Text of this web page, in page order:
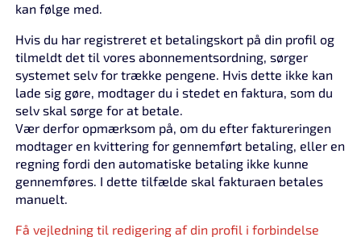
kan følge med.
Hvis du har registreret et betalingskort på din profil og
tilmeldt det til vores abonnementsordning, sørger
systemet selv for trække pengene. Hvis dette ikke kan
lade sig gøre, modtager du i stedet en faktura, som du
selv skal sørge for at betale.
Vær derfor opmærksom på, om du efter faktureringen
modtager en kvittering for gennemført betaling, eller en
regning fordi den automatiske betaling ikke kunne
gennemføres. I dette tilfælde skal fakturaen betales
manuelt.
Få vejledning til redigering af din profil i forbindelse